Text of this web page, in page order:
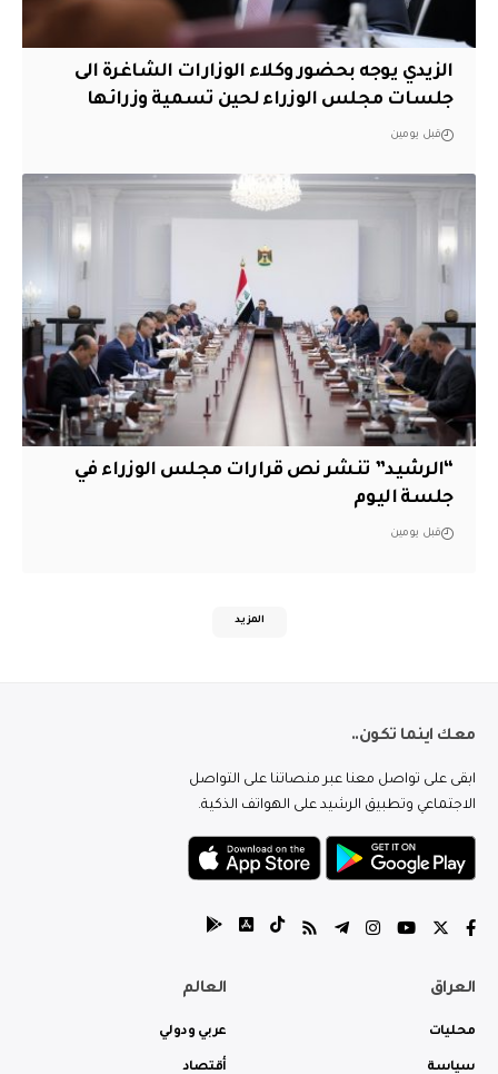
الزيدي يوجه بحضور وكلاء الوزارات الشاغرة الى
جلسات مجلس الوزراء لحين تسمية وزرائها
قبل يومين
“الرشيد” تنشر نص قرارات مجلس الوزراء في
جلسة اليوم
قبل يومين
المزيد
معك اينما تكون..
ابقى على تواصل معنا عبر منصاتنا على التواصل
الاجتماعي وتطبيق الرشيد على الهواتف الذكية.
العراق
محليات
سياسة
العالم
عربي ودولي
أقتصاد